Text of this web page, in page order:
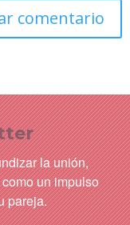
la unión,
un impulso
pareja.